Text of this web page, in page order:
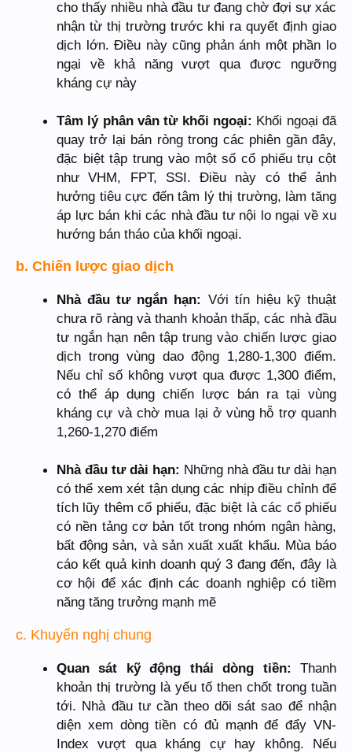
cho thấy nhiều nhà đầu tư đang chờ đợi sự xác
nhận từ thị trường trước khi ra quyết định giao
dịch lớn. Điều này cũng phản ánh một phần lo
ngại về khả năng vượt qua được ngưỡng
kháng cự này
Tâm lý phân vân từ khối ngoại: Khối ngoại đã
quay trở lại bán ròng trong các phiên gần đây,
đặc biệt tập trung vào một số cổ phiếu trụ cột
như VHM, FPT, SSI. Điều này có thể ảnh
hưởng tiêu cực đến tâm lý thị trường, làm tăng
áp lực bán khi các nhà đầu tư nội lo ngại về xu
hướng bán tháo của khối ngoại.
b. Chiến lược giao dịch
Nhà đầu tư ngắn hạn: Với tín hiệu kỹ thuật
chưa rõ ràng và thanh khoản thấp, các nhà đầu
tư ngắn hạn nên tập trung vào chiến lược giao
dịch trong vùng dao động 1,280-1,300 điểm.
Nếu chỉ số không vượt qua được 1,300 điểm,
có thể áp dụng chiến lược bán ra tại vùng
kháng cự và chờ mua lại ở vùng hỗ trợ quanh
1,260-1,270 điểm
Nhà đầu tư dài hạn: Những nhà đầu tư dài hạn
có thể xem xét tận dụng các nhịp điều chỉnh để
tích lũy thêm cổ phiếu, đặc biệt là các cổ phiếu
có nền tảng cơ bản tốt trong nhóm ngân hàng,
bất động sản, và sản xuất xuất khẩu. Mùa báo
cáo kết quả kinh doanh quý 3 đang đến, đây là
cơ hội để xác định các doanh nghiệp có tiềm
năng tăng trưởng mạnh mẽ
c. Khuyến nghị chung
Quan sát kỹ động thái dòng tiền: Thanh
khoản thị trường là yếu tố then chốt trong tuần
tới. Nhà đầu tư cần theo dõi sát sao để nhận
diện xem dòng tiền có đủ mạnh để đẩy VN-
Index vượt qua kháng cự hay không. Nếu